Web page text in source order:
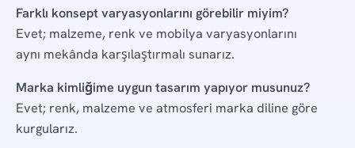
Farklı konsept varyasyonlarını görebilir miyim?
Evet; malzeme, renk ve mobilya varyasyonlarını
aynı mekânda karşılaştırmalı sunarız.
Marka kimliğime uygun tasarım yapıyor musunuz?
Evet; renk, malzeme ve atmosferi marka diline göre
kurgularız.